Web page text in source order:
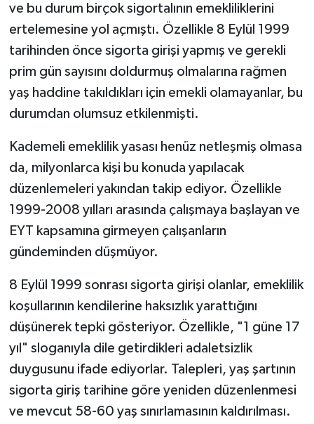
ve bu durum birçok sigortalının emekliliklerini
ertelemesine yol açmıştı. Özellikle 8 Eylül 1999
tarihinden önce sigorta girişi yapmış ve gerekli
prim gün sayısını doldurmuş olmalarına rağmen
yaş haddine takıldıkları için emekli olamayanlar, bu
durumdan olumsuz etkilenmişti.
Kademeli emeklilik yasası henüz netleşmiş olmasa
da, milyonlarca kişi bu konuda yapılacak
düzenlemeleri yakından takip ediyor. Özellikle
1999-2008 yılları arasında çalışmaya başlayan ve
EYT kapsamına girmeyen çalışanların
gündeminden düşmüyor.
8 Eylül 1999 sonrası sigorta girişi olanlar, emeklilik
koşullarının kendilerine haksızlık yarattığını
düşünerek tepki gösteriyor. Özellikle, "1 güne 17
yıl" sloganıyla dile getirdikleri adaletsizlik
duygusunu ifade ediyorlar. Talepleri, yaş şartının
sigorta giriş tarihine göre yeniden düzenlenmesi
ve mevcut 58-60 yaş sınırlamasının kaldırılması.